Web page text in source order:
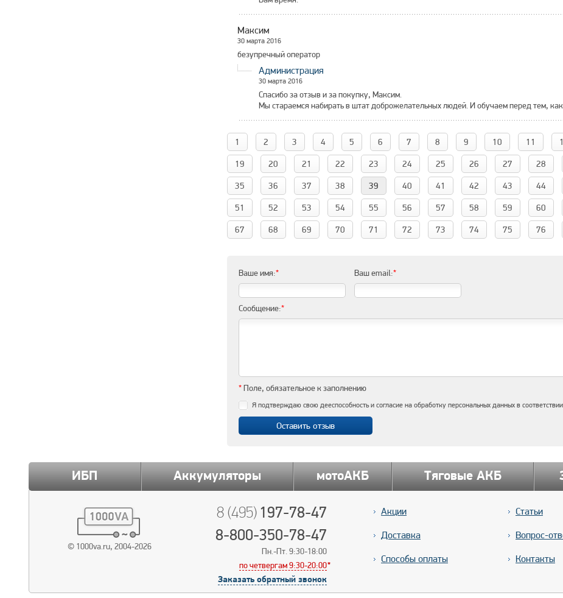
Максим
30 марта 2016
безупречный оператор
Администрация
30 марта 2016
Спасибо за отзыв и за покупку, Максим.
Мы стараемся набирать в штат доброжелательных людей. И обучаем перед тем,
1 2 3 4 5 6 7 8 9 10 11
19
20 21 22 23 24 25 26 27 28
35
36 37 38 39 40 41 42 43 44
51
52 53 54 55 56 57 58 59 60
67
68 69 70 71 72 73 74 75 76
Ваше имя:* Ваш email:*
Сообщение:*
*Поле, обязательное к заполнению
Я подтверждаю свою дееспособность и согласие на обработку персональных данных в
ИБП Аккумуляторы мотоАКБ Тяговые АКБ
© 1000va.ru, 2004-2026
8 (495)197-78-47
8-800-350-78-47
Пн.-Пт. 9:30-18:00
по четвергам 9:30-20:00*
*
Заказать обратный звонок
Акции
Доставка
Способы оплаты
Статьи
Вопрос-
Контакты